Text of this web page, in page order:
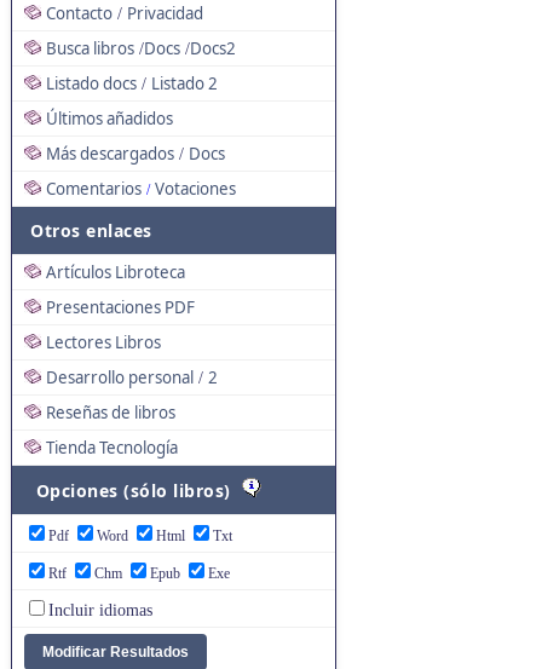
Contacto / Privacidad
Busca libros /Docs /Docs2
Listado docs / Listado 2
Últimos añadidos
Más descargados / Docs
Comentarios / Votaciones
Otros enlaces
Artículos Libroteca
Presentaciones PDF
Lectores Libros
Desarrollo personal / 2
Reseñas de libros
Tienda Tecnología
Opciones (sólo libros)
Pdf Word Html Txt
Rtf Chm Epub Exe
Incluir idiomas